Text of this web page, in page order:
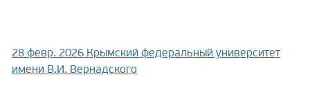
28 февр. 2026 Крымский федеральный университет
имени В.И. Вернадского